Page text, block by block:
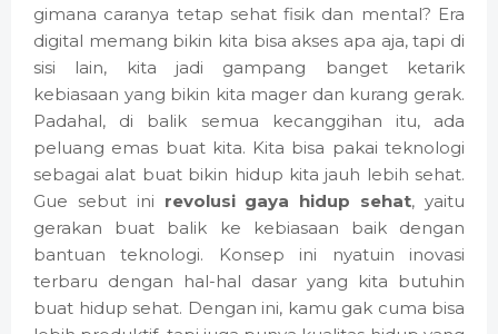
gimana caranya tetap sehat fisik dan mental? Era
digital memang bikin kita bisa akses apa aja, tapi di
sisi lain, kita jadi gampang banget ketarik
kebiasaan yang bikin kita mager dan kurang gerak.
Padahal, di balik semua kecanggihan itu, ada
peluang emas buat kita. Kita bisa pakai teknologi
sebagai alat buat bikin hidup kita jauh lebih sehat.
Gue sebut ini revolusi gaya hidup sehat, yaitu
gerakan buat balik ke kebiasaan baik dengan
bantuan teknologi. Konsep ini nyatuin inovasi
terbaru dengan hal-hal dasar yang kita butuhin
buat hidup sehat. Dengan ini, kamu gak cuma bisa